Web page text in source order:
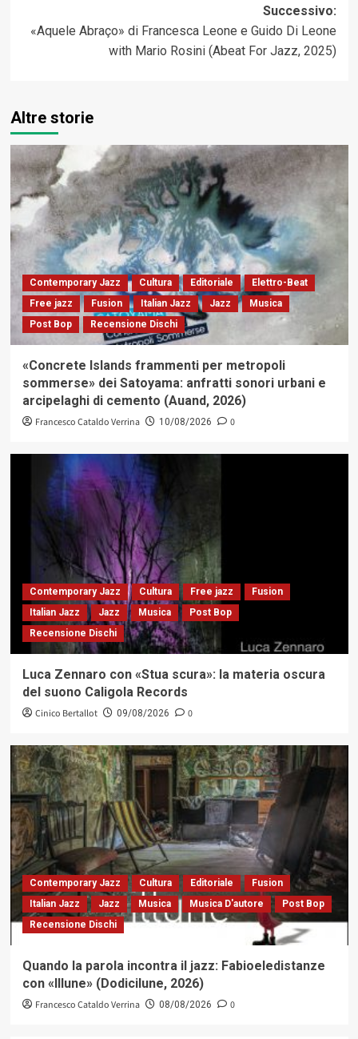
Successivo:
«Aquele Abraço» di Francesca Leone e Guido Di Leone
with Mario Rosini (Abeat For Jazz, 2025)
Altre storie
Contemporary Jazz Cultura Editoriale
Elettro-Beat
Free jazz
Fusion Italian Jazz Jazz
Musica
Post Bop
Recensione Dischi
«Concrete Islands frammenti per metropoli
sommerse» dei Satoyama: anfratti sonori urbani e
arcipelaghi di cemento (Auand, 2026)
Francesco Cataldo Verrina 10/08/2026 0
Contemporary Jazz Cultura Free jazz
Fusion
Italian Jazz
Jazz Musica
Post Bop
Recensione Dischi
Luca Zennaro con «Stua scura»: la materia oscura
del suono Caligola Records
Cinico Bertallot 09/08/2026 0
Contemporary Jazz Cultura Editoriale
Fusion
Italian Jazz
Jazz Musica Musica D'autore
Post Bop
Recensione Dischi
Quando la parola incontra il jazz: Fabioeledistanze
con «Illune» (Dodicilune, 2026)
Francesco Cataldo Verrina 08/08/2026 0